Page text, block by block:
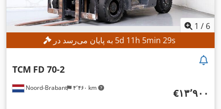
1 / 6
5d 11h 5min 27s
Noord-Brabant ۴٬۴۶۰ km
TCM FD 70-2
‎€۱۳٬۹۰۰